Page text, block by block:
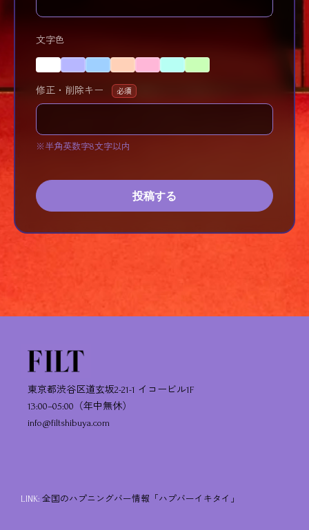
文字色
修正・削除キー 必須
※半角英数字8文字以内
投稿する
東京都渋谷区道玄坂2-21-1 イコービル1F
13:00–05:00（年中無休）
info@filtshibuya.com
LINK: 全国のハプニングバー情報「ハプバーイキタイ」